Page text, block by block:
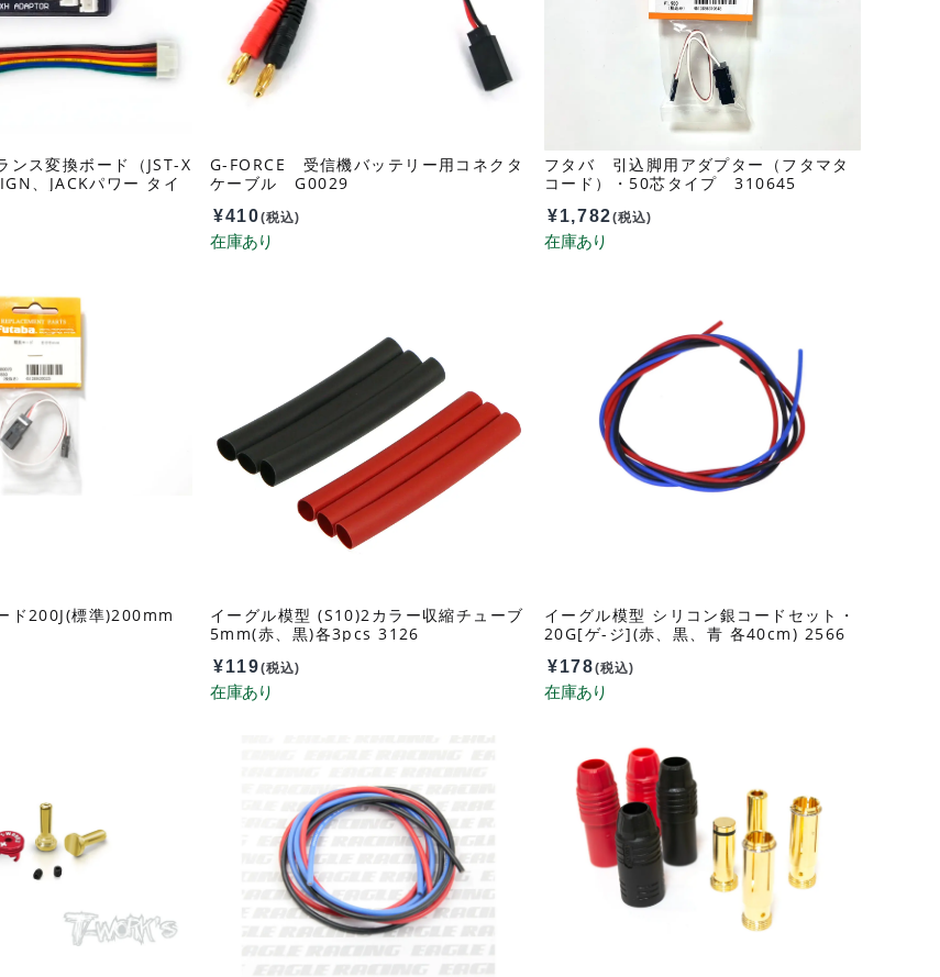
ス変換ボード（JST-X
、JACKパワー タイ
G-FORCE 受信機バッテリー用コネクタ
ケーブル G0029
¥410(税込)
フタバ 引込脚用アダプター（フタマタ
コード）・50芯タイプ 310645
¥1,782(税込)
ド200J(標準)200mm
イーグル模型 (S10)2カラー収縮チューブ
5mm(赤、黒)各3pcs 3126
¥119(税込)
イーグル模型 シリコン銀コードセット・
20G[ゲ-ジ](赤、黒、青 各40cm) 2566
¥178(税込)